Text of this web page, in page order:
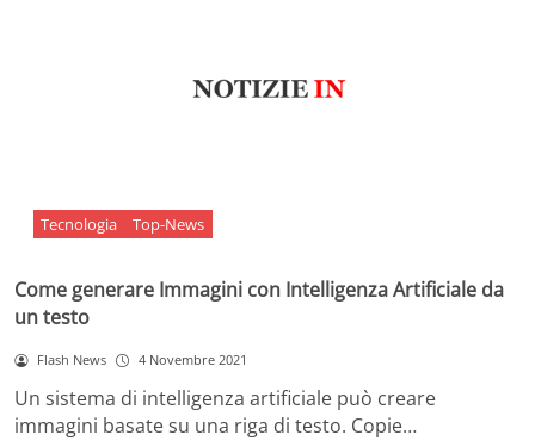
Tecnologia Top-News
Come generare Immagini con Intelligenza Artificiale da
un testo
Flash News 4 Novembre 2021
Un sistema di intelligenza artificiale può creare
immagini basate su una riga di testo. Copie…